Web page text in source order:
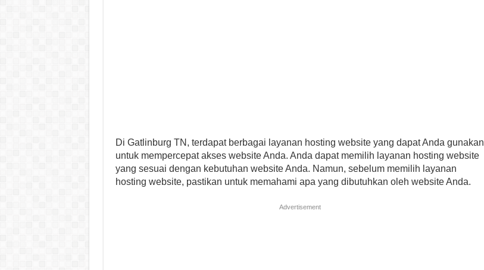
Di Gatlinburg TN, terdapat berbagai layanan hosting website yang dapat Anda gunakan
untuk mempercepat akses website Anda. Anda dapat memilih layanan hosting website
yang sesuai dengan kebutuhan website Anda. Namun, sebelum memilih layanan
hosting website, pastikan untuk memahami apa yang dibutuhkan oleh website Anda.
Advertisement